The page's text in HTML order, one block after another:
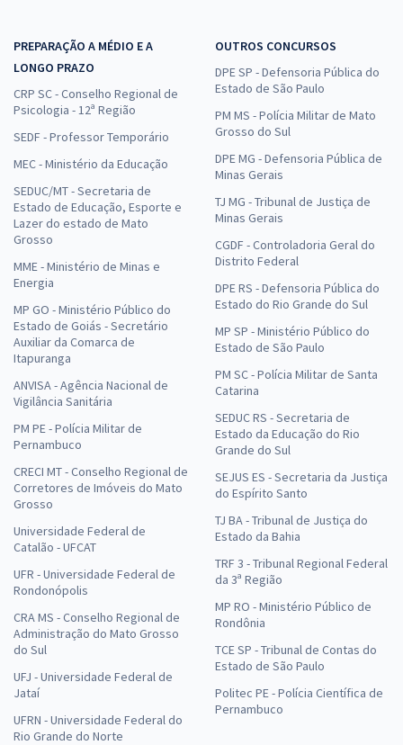
PREPARAÇÃO A MÉDIO E A
LONGO PRAZO
CRP SC - Conselho Regional de
Psicologia - 12ª Região
SEDF - Professor Temporário
MEC - Ministério da Educação
SEDUC/MT - Secretaria de
Estado de Educação, Esporte e
Lazer do estado de Mato
Grosso
MME - Ministério de Minas e
Energia
MP GO - Ministério Público do
Estado de Goiás - Secretário
Auxiliar da Comarca de
Itapuranga
ANVISA - Agência Nacional de
Vigilância Sanitária
PM PE - Polícia Militar de
Pernambuco
CRECI MT - Conselho Regional de
Corretores de Imóveis do Mato
Grosso
Universidade Federal de
Catalão - UFCAT
UFR - Universidade Federal de
Rondonópolis
CRA MS - Conselho Regional de
Administração do Mato Grosso
do Sul
UFJ - Universidade Federal de
Jataí
UFRN - Universidade Federal do
Rio Grande do Norte
OUTROS CONCURSOS
DPE SP - Defensoria Pública do
Estado de São Paulo
PM MS - Polícia Militar de Mato
Grosso do Sul
DPE MG - Defensoria Pública de
Minas Gerais
TJ MG - Tribunal de Justiça de
Minas Gerais
CGDF - Controladoria Geral do
Distrito Federal
DPE RS - Defensoria Pública do
Estado do Rio Grande do Sul
MP SP - Ministério Público do
Estado de São Paulo
PM SC - Polícia Militar de Santa
Catarina
SEDUC RS - Secretaria de
Estado da Educação do Rio
Grande do Sul
SEJUS ES - Secretaria da Justiça
do Espírito Santo
TJ BA - Tribunal de Justiça do
Estado da Bahia
TRF 3 - Tribunal Regional Federal
da 3ª Região
MP RO - Ministério Público de
Rondônia
TCE SP - Tribunal de Contas do
Estado de São Paulo
Politec PE - Polícia Científica de
Pernambuco